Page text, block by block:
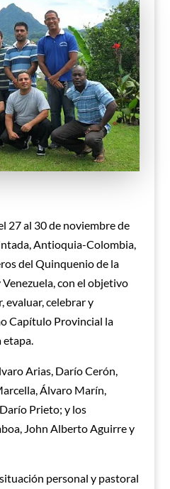
27 al 30 de noviembre de
Antioquia-Colombia,
del Quinquenio de la
con el objetivo
evaluar, celebrar y
Capítulo Provincial la
etapa.
Arias, Darío Cerón,
Álvaro Marín,
Prieto; y los
John Alberto Aguirre y
personal y pastoral